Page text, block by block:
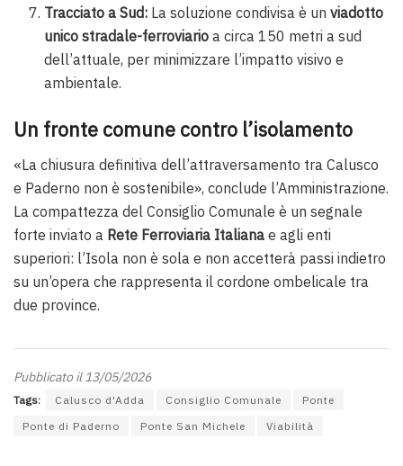
Tracciato a Sud: La soluzione condivisa è unviadotto
unico stradale-ferroviario a circa 150 metri a sud
dell’attuale, per minimizzare l’impatto visivo e
ambientale.
Un fronte comune contro l’isolamento
«La chiusura definitiva dell’attraversamento tra Calusco
e Paderno non è sostenibile», conclude l’Amministrazione.
La compattezza del Consiglio Comunale è un segnale
forte inviato a Rete Ferroviaria Italiana e agli enti
superiori: l’Isola non è sola e non accetterà passi indietro
su un’opera che rappresenta il cordone ombelicale tra
due province.
Pubblicato il 13/05/2026
Tags: Calusco d'Adda Consiglio Comunale
Ponte
Ponte di Paderno
Ponte San Michele Viabilità